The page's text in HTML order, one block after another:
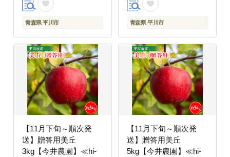
青森県 平川市 青森県 平川市
【11月下旬～順次発
送】贈答用美丘
3kg【今井農園】≪hi-
【11月下旬～順次発
送】贈答用美丘
5kg【今井農園】≪hi-